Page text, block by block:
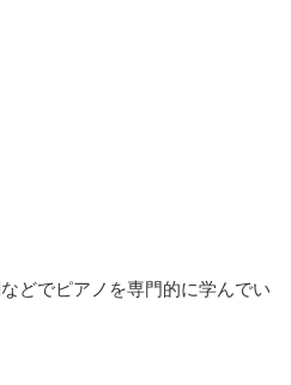
どでピアノを専門的に学んでい